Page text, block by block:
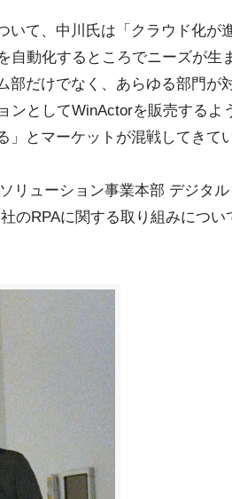
いて、中川氏は「クラウド化が
自動化するところでニーズが生
部だけでなく、あらゆる部門が
ンとしてWinActorを販売するよ
とマーケットが混戦してきて
リューション事業本部 デジタ
のRPAに関する取り組みについ